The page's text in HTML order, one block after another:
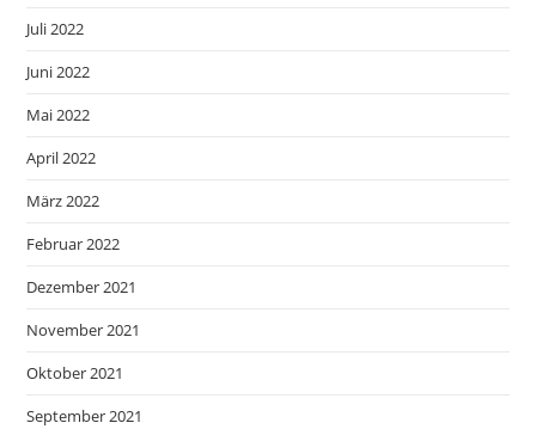
Juli 2022
Juni 2022
Mai 2022
April 2022
März 2022
Februar 2022
Dezember 2021
November 2021
Oktober 2021
September 2021